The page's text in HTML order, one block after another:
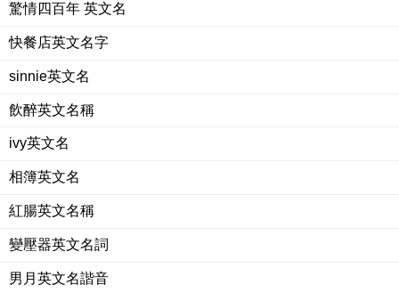
驚情四百年 英文名
快餐店英文名字
sinnie英文名
飲醉英文名稱
ivy英文名
相簿英文名
紅腸英文名稱
變壓器英文名詞
男月英文名諧音